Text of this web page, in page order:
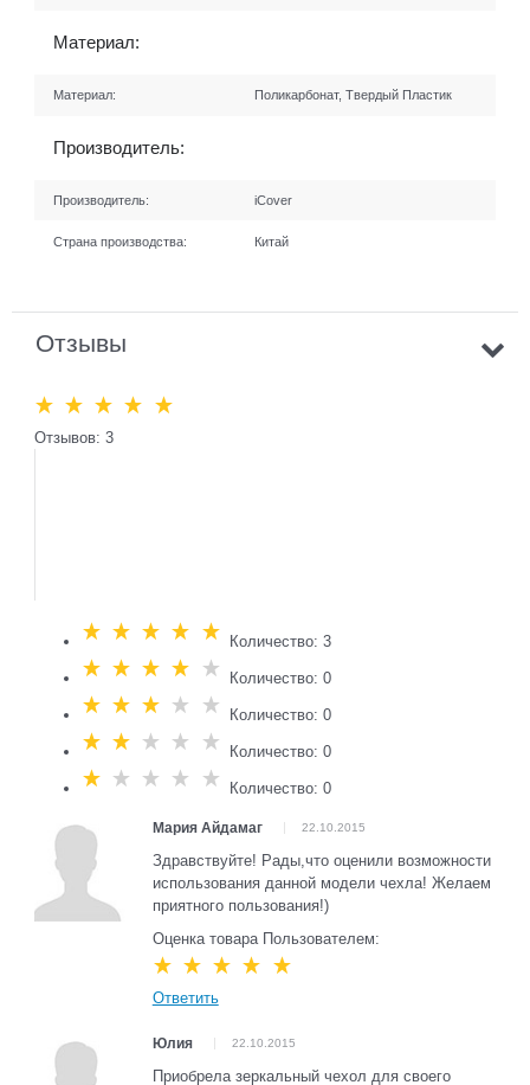
Материал:
Материал: Поликарбонат, Твердый Пластик
Производитель:
Производитель: iCover
Страна производства: Китай
Отзывы
Отзывов: 3
Количество: 3
Количество: 0
Количество: 0
Количество: 0
Количество: 0
Мария Айдамаг 22.10.2015
Здравствуйте! Рады,что оценили возможности
использования данной модели чехла! Желаем
приятного пользования!)
Оценка товара Пользователем:
Ответить
Юлия 22.10.2015
Приобрела зеркальный чехол для своего